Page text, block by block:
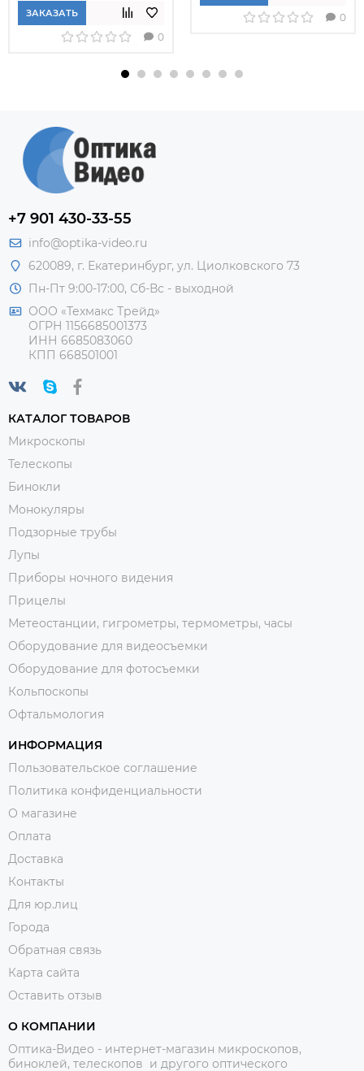
ЗАКАЗАТЬ
0
0
+7 901 430-33-55
info@optika-video.ru
620089, г. Екатеринбург, ул. Циолковского 73
Пн-Пт 9:00-17:00, Сб-Вс - выходной
ООО «Техмакс Трейд»
ОГРН 1156685001373
ИНН 6685083060
КПП 668501001
КАТАЛОГ ТОВАРОВ
Микроскопы
Телескопы
Бинокли
Монокуляры
Подзорные трубы
Лупы
Приборы ночного видения
Прицелы
Метеостанции, гигрометры, термометры, часы
Оборудование для видеосъемки
Оборудование для фотосъемки
Кольпоскопы
Офтальмология
ИНФОРМАЦИЯ
Пользовательское соглашение
Политика конфиденциальности
О магазине
Оплата
Доставка
Контакты
Для юр.лиц
Города
Обратная связь
Карта сайта
Оставить отзыв
О КОМПАНИИ
Оптика-Видео - интернет-магазин микроскопов,
биноклей, телескопов и другого оптического